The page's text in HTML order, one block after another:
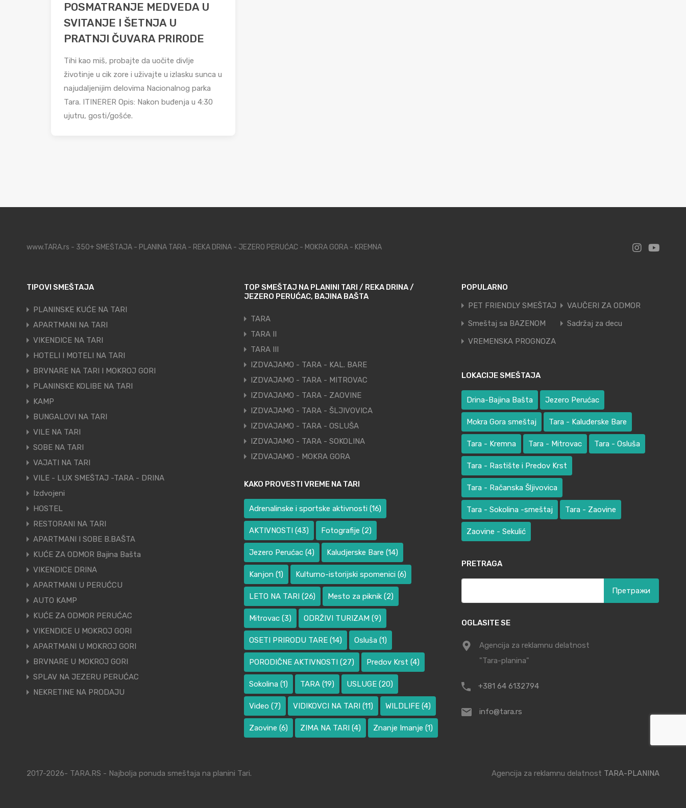
POSMATRANJE MEDVEDA U
SVITANJE I ŠETNJA U
PRATNJI ČUVARA PRIRODE
Tihi kao miš, probajte da uočite divlje
životinje u cik zore i uživajte u izlasku sunca u
najudaljenijim delovima Nacionalnog parka
Tara. ITINERER Opis: Nakon buđenja u 4:30
ujutru, gosti/gošće.
www.TARA.rs - 350+ SMEŠTAJA - PLANINA TARA - REKA DRINA - JEZERO PERUĆAC - MOKRA GORA - KREMNA
TIPOVI SMEŠTAJA
PLANINSKE KUĆE NA TARI
APARTMANI NA TARI
VIKENDICE NA TARI
HOTELI I MOTELI NA TARI
BRVNARE NA TARI I MOKROJ GORI
PLANINSKE KOLIBE NA TARI
KAMP
BUNGALOVI NA TARI
VILE NA TARI
SOBE NA TARI
VAJATI NA TARI
VILE - LUX SMEŠTAJ -TARA - DRINA
Izdvojeni
HOSTEL
RESTORANI NA TARI
APARTMANI I SOBE B.BAŠTA
KUĆE ZA ODMOR Bajina Bašta
VIKENDICE DRINA
APARTMANI U PERUĆCU
AUTO KAMP
KUĆE ZA ODMOR PERUĆAC
VIKENDICE U MOKROJ GORI
APARTMANI U MOKROJ GORI
BRVNARE U MOKROJ GORI
SPLAV NA JEZERU PERUĆAC
NEKRETINE NA PRODAJU
TOP SMEŠTAJ NA PLANINI TARI / REKA DRINA /
JEZERO PERUĆAC, BAJINA BAŠTA
TARA
TARA II
TARA III
IZDVAJAMO - TARA - KAL. BARE
IZDVAJAMO - TARA - MITROVAC
IZDVAJAMO - TARA - ZAOVINE
IZDVAJAMO - TARA - ŠLJIVOVICA
IZDVAJAMO - TARA - OSLUŠA
IZDVAJAMO - TARA - SOKOLINA
IZDVAJAMO - MOKRA GORA
KAKO PROVESTI VREME NA TARI
Adrenalinske i sportske aktivnosti (16)
AKTIVNOSTI (43) Fotografije (2)
Jezero Perućac (4) Kaludjerske Bare (14)
Kanjon (1) Kulturno-istorijski spomenici (6)
LETO NA TARI (26) Mesto za piknik (2)
Mitrovac (3) ODRŽIVI TURIZAM (9)
OSETI PRIRODU TARE (14) Osluša (1)
PORODIČNE AKTIVNOSTI (27) Predov Krst (4)
Sokolina (1) TARA (19) USLUGE (20)
Video (7) VIDIKOVCI NA TARI (11) WILDLIFE (4)
Zaovine (6) ZIMA NA TARI (4) Znanje Imanje (1)
POPULARNO
PET FRIENDLY SMEŠTAJ
VAUČERI ZA ODMOR
Smeštaj sa BAZENOM
Sadržaj za decu
VREMENSKA PROGNOZA
LOKACIJE SMEŠTAJA
Drina-Bajina Bašta Jezero Perućac
Mokra Gora smeštaj Tara - Kaluđerske Bare
Tara - Kremna Tara - Mitrovac Tara - Osluša
Tara - Rastište i Predov Krst
Tara - Račanska Šljivovica
Tara - Sokolina -smeštaj Tara - Zaovine
Zaovine - Sekulić
PRETRAGA
за:
OGLASITE SE
Agencija za reklamnu delatnost
"Tara-planina"
+381 64 6132794
info@tara.rs
2017-2026- TARA.RS - Najbolja ponuda smeštaja na planini Tari. Agencija za reklamnu delatnost TARA-PLANINA